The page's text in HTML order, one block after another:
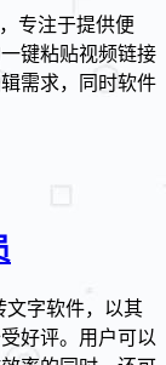
专注于提供便
键粘贴视频链接
需求，同时软件
文字软件，以其
好评。用户可以